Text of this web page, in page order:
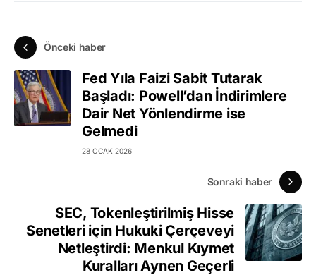
Önceki haber
Fed Yıla Faizi Sabit Tutarak
Başladı: Powell’dan İndirimlere
Dair Net Yönlendirme ise
Gelmedi
28 OCAK 2026
Sonraki haber
SEC, Tokenleştirilmiş Hisse
Senetleri için Hukuki Çerçeveyi
Netleştirdi: Menkul Kıymet
Kuralları Aynen Geçerli